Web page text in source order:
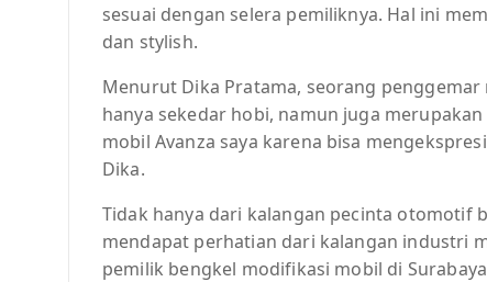
sesuai dengan selera pemiliknya. Hal ini
dan stylish.
Menurut Dika Pratama, seorang
hanya sekedar hobi, namun juga
mobil Avanza saya karena bisa
Dika.
Tidak hanya dari kalangan pecinta otomotif
mendapat perhatian dari kalangan industri
pemilik bengkel modifikasi mobil di